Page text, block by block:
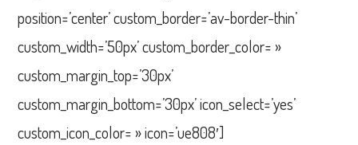
position=’center’ custom_border=’av-border-thin’
custom_width=’50px’ custom_border_color= »
custom_margin_top=’30px’
custom_margin_bottom=’30px’ icon_select=’yes’
custom_icon_color= » icon=’ue808′]